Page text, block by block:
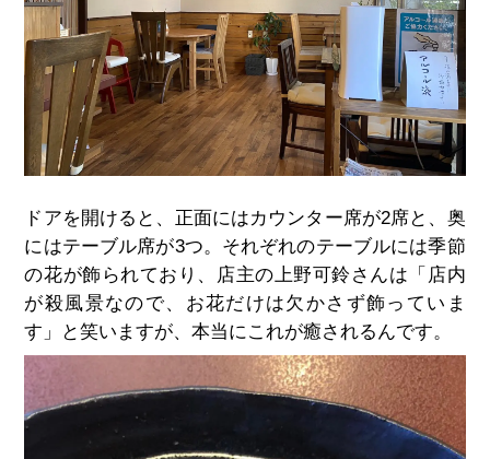
ドアを開けると、正面にはカウンター席が2席と、奥
にはテーブル席が3つ。それぞれのテーブルには季節
の花が飾られており、店主の上野可鈴さんは「店内
が殺風景なので、お花だけは欠かさず飾っていま
す」と笑いますが、本当にこれが癒されるんです。